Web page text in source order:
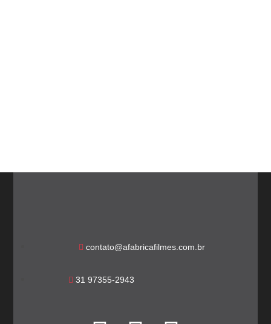
contato@afabricafilmes.com.br
31 97355-2943